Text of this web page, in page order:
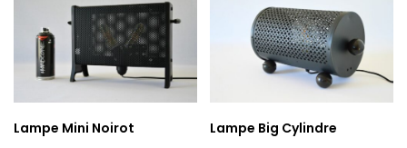
Lampe Mini Noirot Lampe Big Cylindre